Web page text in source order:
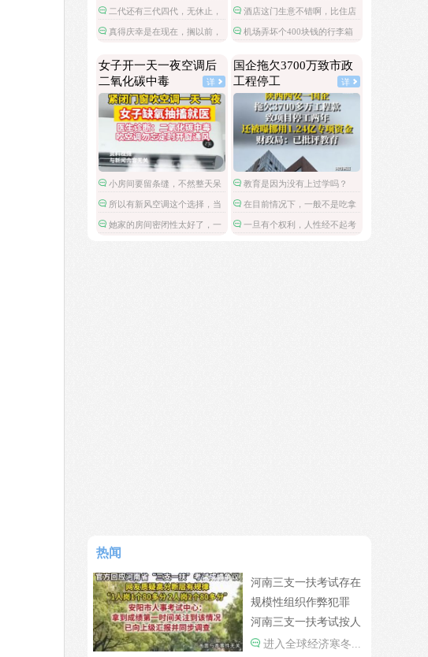
26岁女儿谈47岁妈妈突然产女：
这是没给孩子说，怕孩子不同意吧…
民政局没有通网吗？为什么这么多假结婚证？
经济不管是什么群体都拼命搞钱
了。
二代还有三代四代，无休止，
世袭罔替不过如此。
真得庆幸是在现在，搁以前，
吗？酒店这门生意不错啊，比住店
还暴利。以后酒店尽可以摆一些
很容易损坏的高价物件，然后高
价索赔，不就可以赚大发了？
机场弄坏个400块钱的行李箱
店旧物品还能2倍价赔偿，真是一
本万利。
女子开一天一夜空调后
二氧化碳中毒
详
小房间要留条缝，不然整天呆
着容易头昏脑胀，精神不振，缺
氧。
所以有新风空调这个选择，当
然也要贵一些。
她家的房间密闭性太好了，一
国企拖欠3700万致市政
工程停工
详
教育是因为没有上过学吗？
在目前情况下，一般不是吃拿
卡要，而是这笔钱被财政挪用
了。
一旦有个权利，人性经不起考
热闻
河南三支一扶考试存在
规模性组织作弊犯罪
河南三支一扶考试按人
头给分数
进入全球经济寒冬...